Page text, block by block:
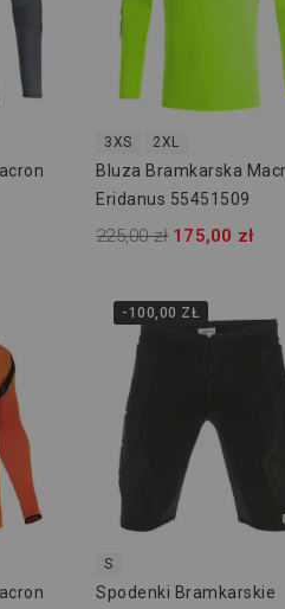
3XS 2XL
Bluza Bramkarska
Eridanus 55451509
225,00 zł 175,00 zł
-100,00 ZŁ
S
Spodenki Bramkarskie